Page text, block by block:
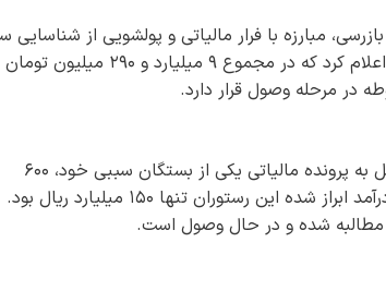
مبارزه با فرار مالیاتی و پولشویی از شناسایی
مورد فرار مالیاتی بزرگ در استان گلستان خبر داد. شاهین مستوفی اعلام کرد که در مجموع ۹ میلیارد و ۲۹۰ میلیون تومان
در مرحله وصول قرار دارد.
این واحد صنفی در سال ۱۴۰۱، با استفاده از دستگاه کارتخوان متصل به پرونده مالیاتی یکی از بستگان سببی خود، ۶۰۰
میلیارد ریال از درآمد خود را کتمان کرده بود. این در حالی است که درآمد ابراز شده این رستوران تنها ۱۵۰ میلیارد ریال بود.